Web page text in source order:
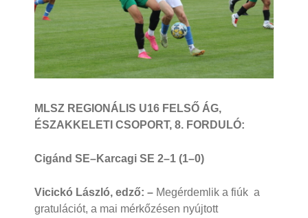
MLSZ REGIONÁLIS U16 FELSŐ ÁG,
ÉSZAKKELETI CSOPORT, 8. FORDULÓ:
Cigánd SE–Karcagi SE 2–1 (1–0)
Vicickó László, edző: – Megérdemlik a fiúk a
gratulációt, a mai mérkőzésen nyújtott